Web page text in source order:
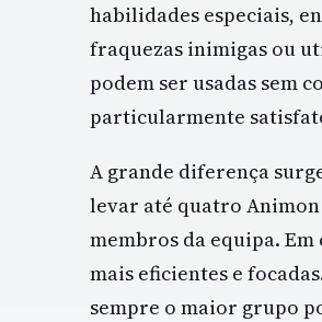
habilidades especiais,
fraquezas inimigas ou
podem ser usadas sem
particularmente
A grande diferença
levar até quatro
membros da equipa.
mais eficientes e
sempre o maior grupo